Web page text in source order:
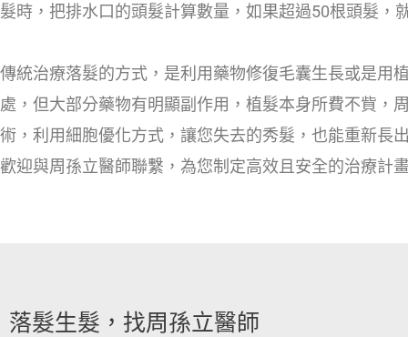
髮時，把排水口的頭髮計算數量，如果超過50根頭髮，
傳統治療落髮的方式，是利用藥物修復毛囊生長或是用
處，但大部分藥物有明顯副作用，植髮本身所費不貲，
術，利用細胞優化方式，讓您失去的秀髮，也能重新長
歡迎與周孫立醫師聯繫，為您制定高效且安全的治療計畫
落髮生髮，找周孫立醫師